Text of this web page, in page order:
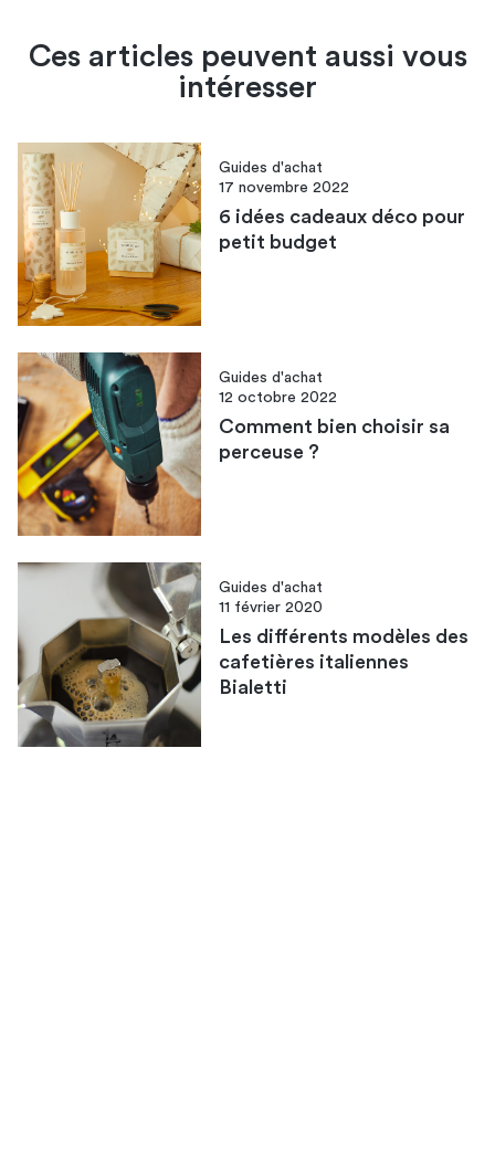
Ces articles peuvent aussi vous
intéresser
Guides d'achat
17 novembre 2022
6 idées cadeaux déco pour
petit budget
Guides d'achat
12 octobre 2022
Comment bien choisir sa
perceuse ?
Guides d'achat
11 février 2020
Les différents modèles des
cafetières italiennes
Bialetti